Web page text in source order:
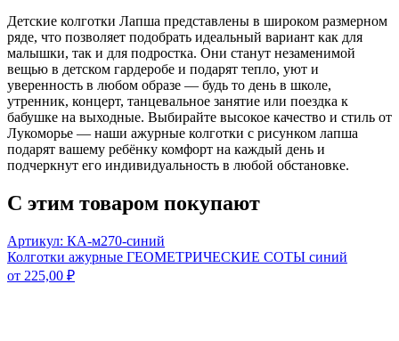
Детские колготки Лапша представлены в широком размерном
ряде, что позволяет подобрать идеальный вариант как для
малышки, так и для подростка. Они станут незаменимой
вещью в детском гардеробе и подарят тепло, уют и
уверенность в любом образе — будь то день в школе,
утренник, концерт, танцевальное занятие или поездка к
бабушке на выходные. Выбирайте высокое качество и стиль от
Лукоморье — наши ажурные колготки с рисунком лапша
подарят вашему ребёнку комфорт на каждый день и
подчеркнут его индивидуальность в любой обстановке.
С этим товаром покупают
Артикул: КА-м270-синий
Колготки ажурные ГЕОМЕТРИЧЕСКИЕ СОТЫ синий
от 225,00 ₽